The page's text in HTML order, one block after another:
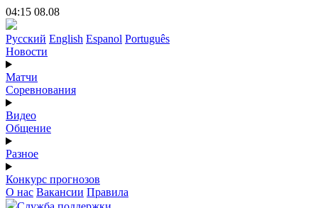
04:15 08.08
Русский English Espanol Português
Новости
Матчи
Соревнования
Видео
Общение
Разное
Конкурс прогнозов
О нас Вакансии Правила